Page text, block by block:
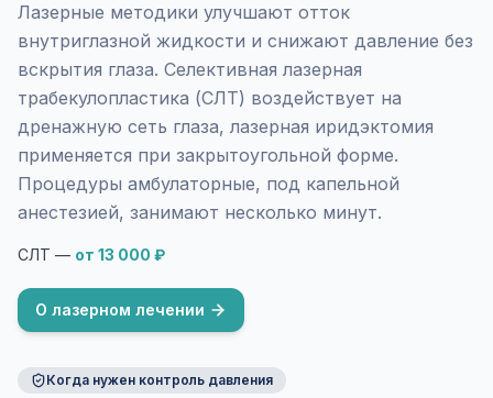
Лазерные методики улучшают отток
внутриглазной жидкости и снижают давление без
вскрытия глаза. Селективная лазерная
трабекулопластика (СЛТ) воздействует на
дренажную сеть глаза, лазерная иридэктомия
применяется при закрытоугольной форме.
Процедуры амбулаторные, под капельной
анестезией, занимают несколько минут.
СЛТ — от 13 000 ₽
О лазерном лечении
Когда нужен контроль давления